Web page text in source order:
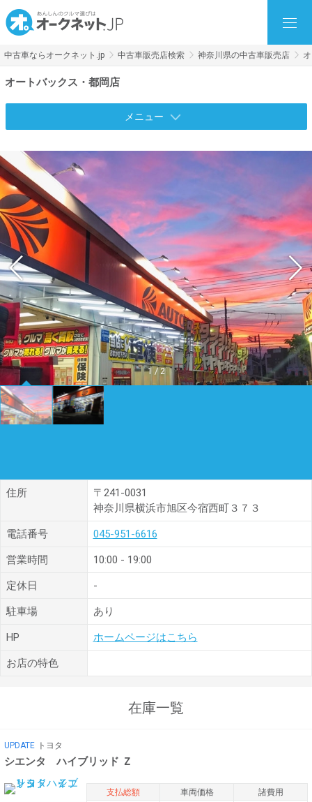
中古車ならオークネット.jp 中古車販売店検索 神奈川県の中古車販売店
オートバックス・都岡店
メニュー
1 / 2
住所
〒241-0031
神奈川県横浜市旭区今宿西町３７３
電話番号 045-951-6616
営業時間 10:00 - 19:00
定休日 -
駐車場 あり
HP ホームページはこちら
お店の特色
在庫一覧
UPDATE トヨタ
シエンタ ハイブリッド Ｚ
支払総額 車両価格 諸費用